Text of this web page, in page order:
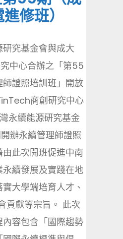
修班）
研究基金會與成大
中心合辦之「第55
證照培訓班」開放
商創研究中心
永續能源研究基金
辦永續管理師證照
此次開班促進中南
續發展及實踐在地
大學端培育人才、
貢獻等宗旨。 此次
容包含「國際趨勢